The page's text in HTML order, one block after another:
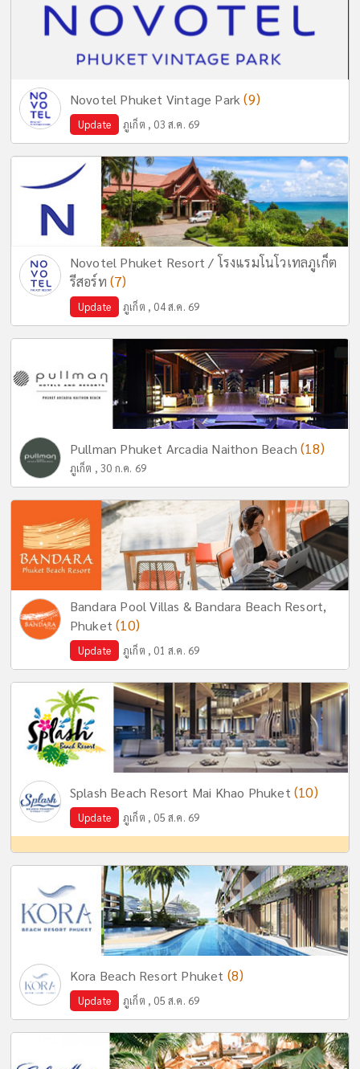
Novotel Phuket Vintage Park(9)
Update ภูเก็ต , 03 ส.ค. 69
Novotel Phuket Resort / โรงแรมโนโวเทลภูเก็ต
รีสอร์ท (7)
Update ภูเก็ต , 04 ส.ค. 69
Pullman Phuket Arcadia Naithon Beach(18)
ภูเก็ต , 30 ก.ค. 69
Bandara Pool Villas & Bandara Beach Resort,
Phuket(10)
Update ภูเก็ต , 01 ส.ค. 69
Splash Beach Resort Mai Khao Phuket (10)
Update ภูเก็ต , 05 ส.ค. 69
Kora Beach Resort Phuket (8)
Update ภูเก็ต , 05 ส.ค. 69